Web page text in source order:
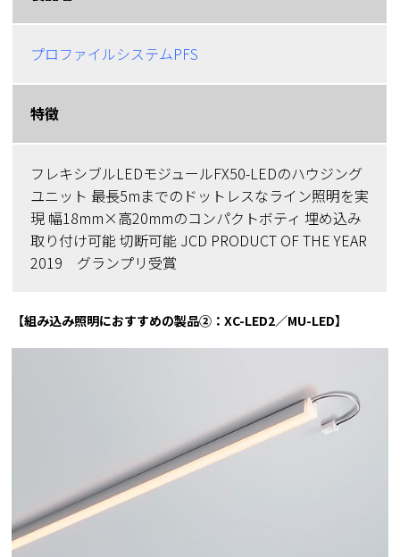
プロファイルシステムPFS
特徴
フレキシブルLEDモジュールFX50-LEDのハウジング
ユニット 最長5mまでのドットレスなライン照明を実
現 幅18mm×高20mmのコンパクトボティ 埋め込み
取り付け可能 切断可能 JCD PRODUCT OF THE YEAR
2019 グランプリ受賞
【組み込み照明におすすめの製品②：XC-LED2／MU-LED】